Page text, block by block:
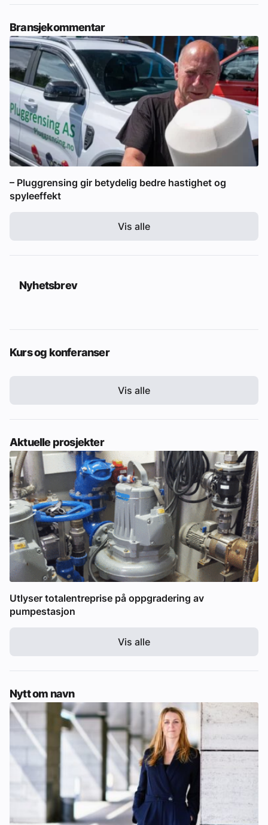
Bransjekommentar
– Pluggrensing gir betydelig bedre hastighet og
spyleeffekt
Vis alle
Nyhetsbrev
Kurs og konferanser
Vis alle
Aktuelle prosjekter
Utlyser totalentreprise på oppgradering av
pumpestasjon
Vis alle
Nytt om navn